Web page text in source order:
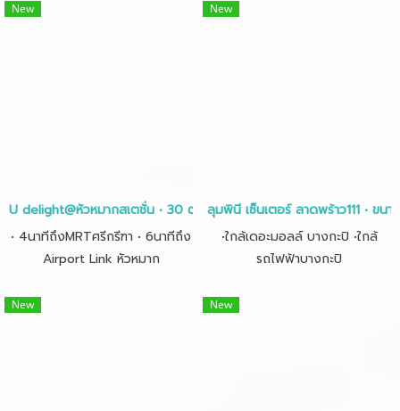
New
U delight@หัวหมากสเตชั่น • 30 ตรม
• 4นาทีถึงMRTศรีกรีฑา • 6นาทีถึง
Airport Link หัวหมาก
New
ลุมพินี เซ็นเตอร์ ลาดพร้าว111 • ขน
•ใกล้เดอะมอลล์ บางกะปิ •ใกล้
รถไฟฟ้าบางกะปิ
New New